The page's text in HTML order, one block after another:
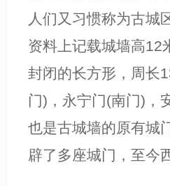
人们又习惯称为古城
资料上记载城墙高12
封闭的长方形，周长
门)，永宁门(南门)，
也是古城墙的原有城
辟了多座城门，至今